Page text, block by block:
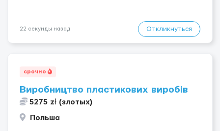
22 секунды назад Откликнуться
срочно
Виробництво пластикових виробів
5275 zł (злотых)
Польша